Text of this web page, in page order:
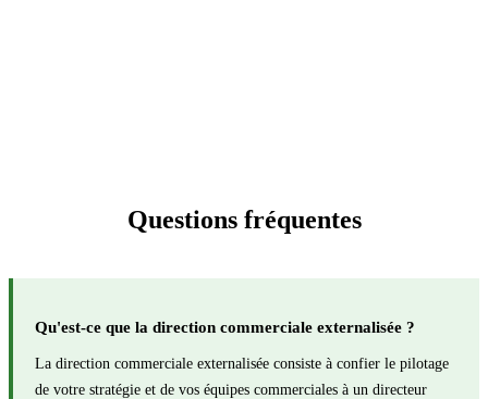
Questions fréquentes
Qu'est-ce que la direction commerciale externalisée ?
La direction commerciale externalisée consiste à confier le pilotage
de votre stratégie et de vos équipes commerciales à un directeur